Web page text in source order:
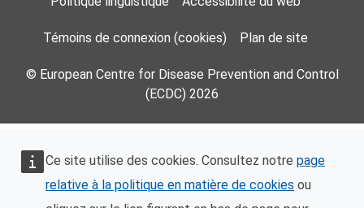
Ce site utilise des cookies. Consultez notre page
relative à la politique en matière de cookies ou
Témoins de connexion (cookies) Plan de site
© European Centre for Disease Prevention and Control
(ECDC) 2026